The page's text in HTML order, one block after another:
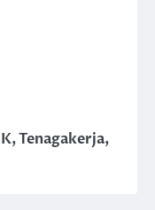
,Tenagakerja,